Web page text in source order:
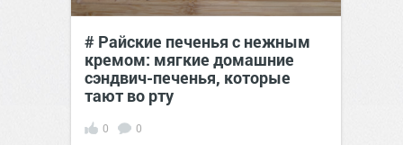
# Райские печенья с нежным
кремом: мягкие домашние
сэндвич-печенья, которые
тают во рту
0 0